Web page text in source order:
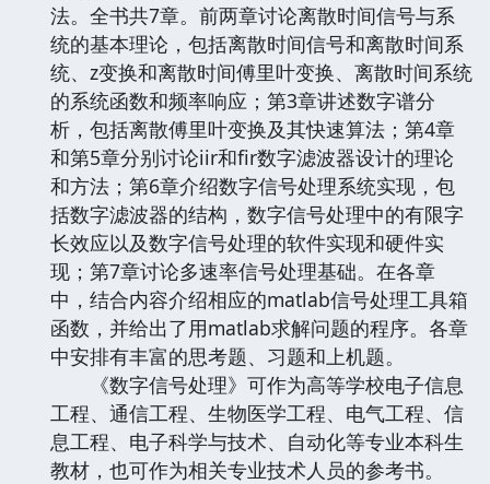
法。全书共7章。前两章讨论离散时间信号与系
统的基本理论，包括离散时间信号和离散时间系
统、z变换和离散时间傅里叶变换、离散时间系统
的系统函数和频率响应；第3章讲述数字谱分
析，包括离散傅里叶变换及其快速算法；第4章
和第5章分别讨论iir和fir数字滤波器设计的理论
和方法；第6章介绍数字信号处理系统实现，包
括数字滤波器的结构，数字信号处理中的有限字
长效应以及数字信号处理的软件实现和硬件实
现；第7章讨论多速率信号处理基础。在各章
中，结合内容介绍相应的matlab信号处理工具箱
函数，并给出了用matlab求解问题的程序。各章
中安排有丰富的思考题、习题和上机题。
《数字信号处理》可作为高等学校电子信息
工程、通信工程、生物医学工程、电气工程、信
息工程、电子科学与技术、自动化等专业本科生
教材，也可作为相关专业技术人员的参考书。